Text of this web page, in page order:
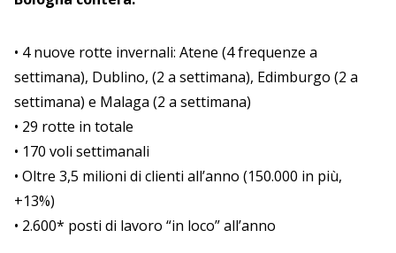
• 4 nuove rotte invernali: Atene (4 frequenze a
settimana), Dublino, (2 a settimana), Edimburgo (2 a
settimana) e Malaga (2 a settimana)
• 29 rotte in totale
• 170 voli settimanali
• Oltre 3,5 milioni di clienti all’anno (150.000 in più,
+13%)
• 2.600* posti di lavoro “in loco” all’anno